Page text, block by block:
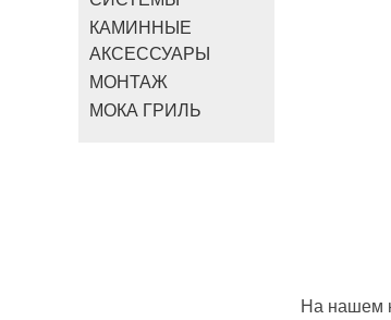
На нашем
КАМИННЫЕ
АКСЕССУАРЫ
МОНТАЖ
МОКА ГРИЛЬ